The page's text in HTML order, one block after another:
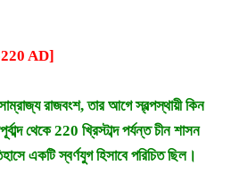
AD]
রাজবংশ, তার আগে স্বল্পস্থায়ী কিন
থেকে 220 খ্রিস্টাব্দ পর্যন্ত চীন শাসন
একটি স্বর্ণযুগ হিসাবে পরিচিত ছিল।